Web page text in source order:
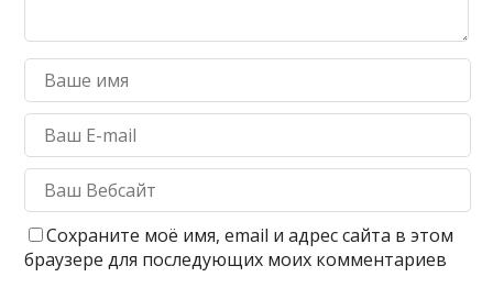
Сохраните моё имя, email и адрес сайта в этом
браузере для последующих моих комментариев